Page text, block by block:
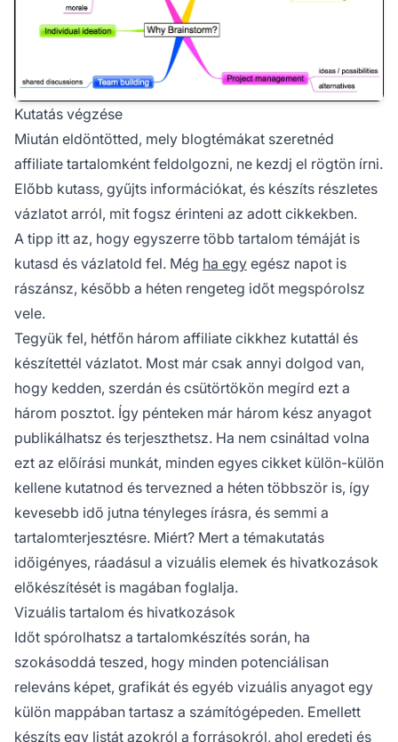
Kutatás végzése
Miután eldöntötted, mely blogtémákat szeretnéd
affiliate tartalomként feldolgozni, ne kezdj el rögtön írni.
Előbb kutass, gyűjts információkat, és készíts részletes
vázlatot arról, mit fogsz érinteni az adott cikkekben.
A tipp itt az, hogy egyszerre több tartalom témáját is
kutasd és vázlatold fel. Még ha egy egész napot is
rászánsz, később a héten rengeteg időt megspórolsz
vele.
Tegyük fel, hétfőn három affiliate cikkhez kutattál és
készítettél vázlatot. Most már csak annyi dolgod van,
hogy kedden, szerdán és csütörtökön megírd ezt a
három posztot. Így pénteken már három kész anyagot
publikálhatsz és terjeszthetsz. Ha nem csináltad volna
ezt az előírási munkát, minden egyes cikket külön-külön
kellene kutatnod és tervezned a héten többször is, így
kevesebb idő jutna tényleges írásra, és semmi a
tartalomterjesztésre. Miért? Mert a témakutatás
időigényes, ráadásul a vizuális elemek és hivatkozások
előkészítését is magában foglalja.
Vizuális tartalom és hivatkozások
Időt spórolhatsz a tartalomkészítés során, ha
szokásoddá teszed, hogy minden potenciálisan
releváns képet, grafikát és egyéb vizuális anyagot egy
külön mappában tartasz a számítógépeden. Emellett
készíts egy listát azokról a forrásokról, ahol eredeti és